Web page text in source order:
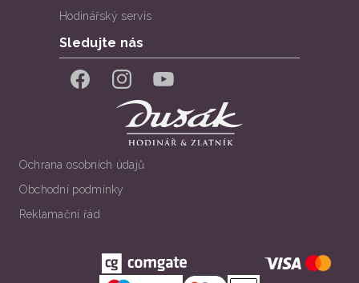
Hodinářský servis
Sledujte nás
FacebookInstagramYouTube
Ochrana osobních údajů
Obchodní podmínky
Reklamační řád